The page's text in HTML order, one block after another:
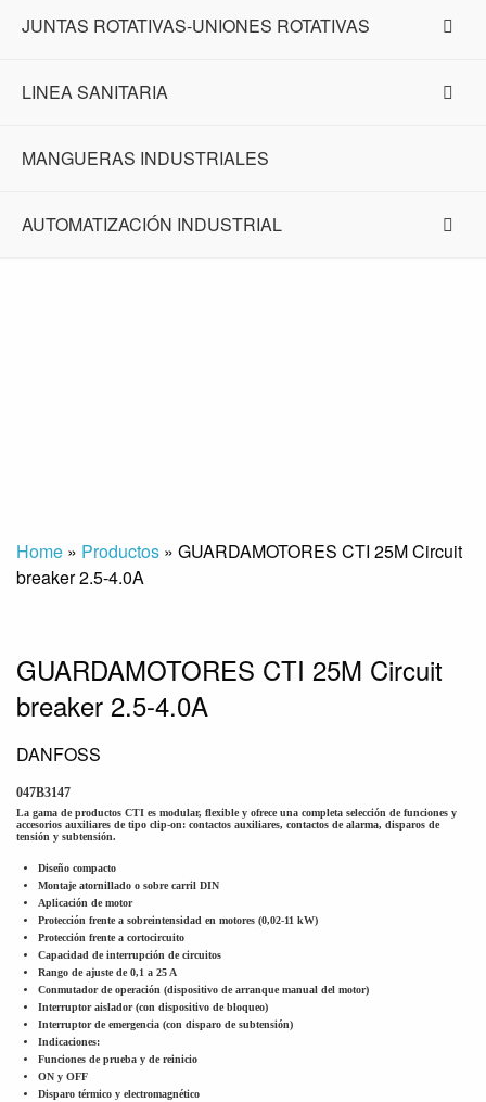
JUNTAS ROTATIVAS-UNIONES ROTATIVAS
LINEA SANITARIA
MANGUERAS INDUSTRIALES
AUTOMATIZACIÓN INDUSTRIAL
Home » Productos » GUARDAMOTORES CTI 25M Circuit
breaker 2.5-4.0A
GUARDAMOTORES CTI 25M Circuit
breaker 2.5-4.0A
DANFOSS
047B3147
La gama de productos CTI es modular, flexible y ofrece una completa selección de funciones y
accesorios auxiliares de tipo clip-on: contactos auxiliares, contactos de alarma, disparos de
tensión y subtensión.
Diseño compacto
Montaje atornillado o sobre carril DIN
Aplicación de motor
Protección frente a sobreintensidad en motores (0,02-11 kW)
Protección frente a cortocircuito
Capacidad de interrupción de circuitos
Rango de ajuste de 0,1 a 25 A
Conmutador de operación (dispositivo de arranque manual del motor)
Interruptor aislador (con dispositivo de bloqueo)
Interruptor de emergencia (con disparo de subtensión)
Indicaciones:
Funciones de prueba y de reinicio
ON y OFF
Disparo térmico y electromagnético